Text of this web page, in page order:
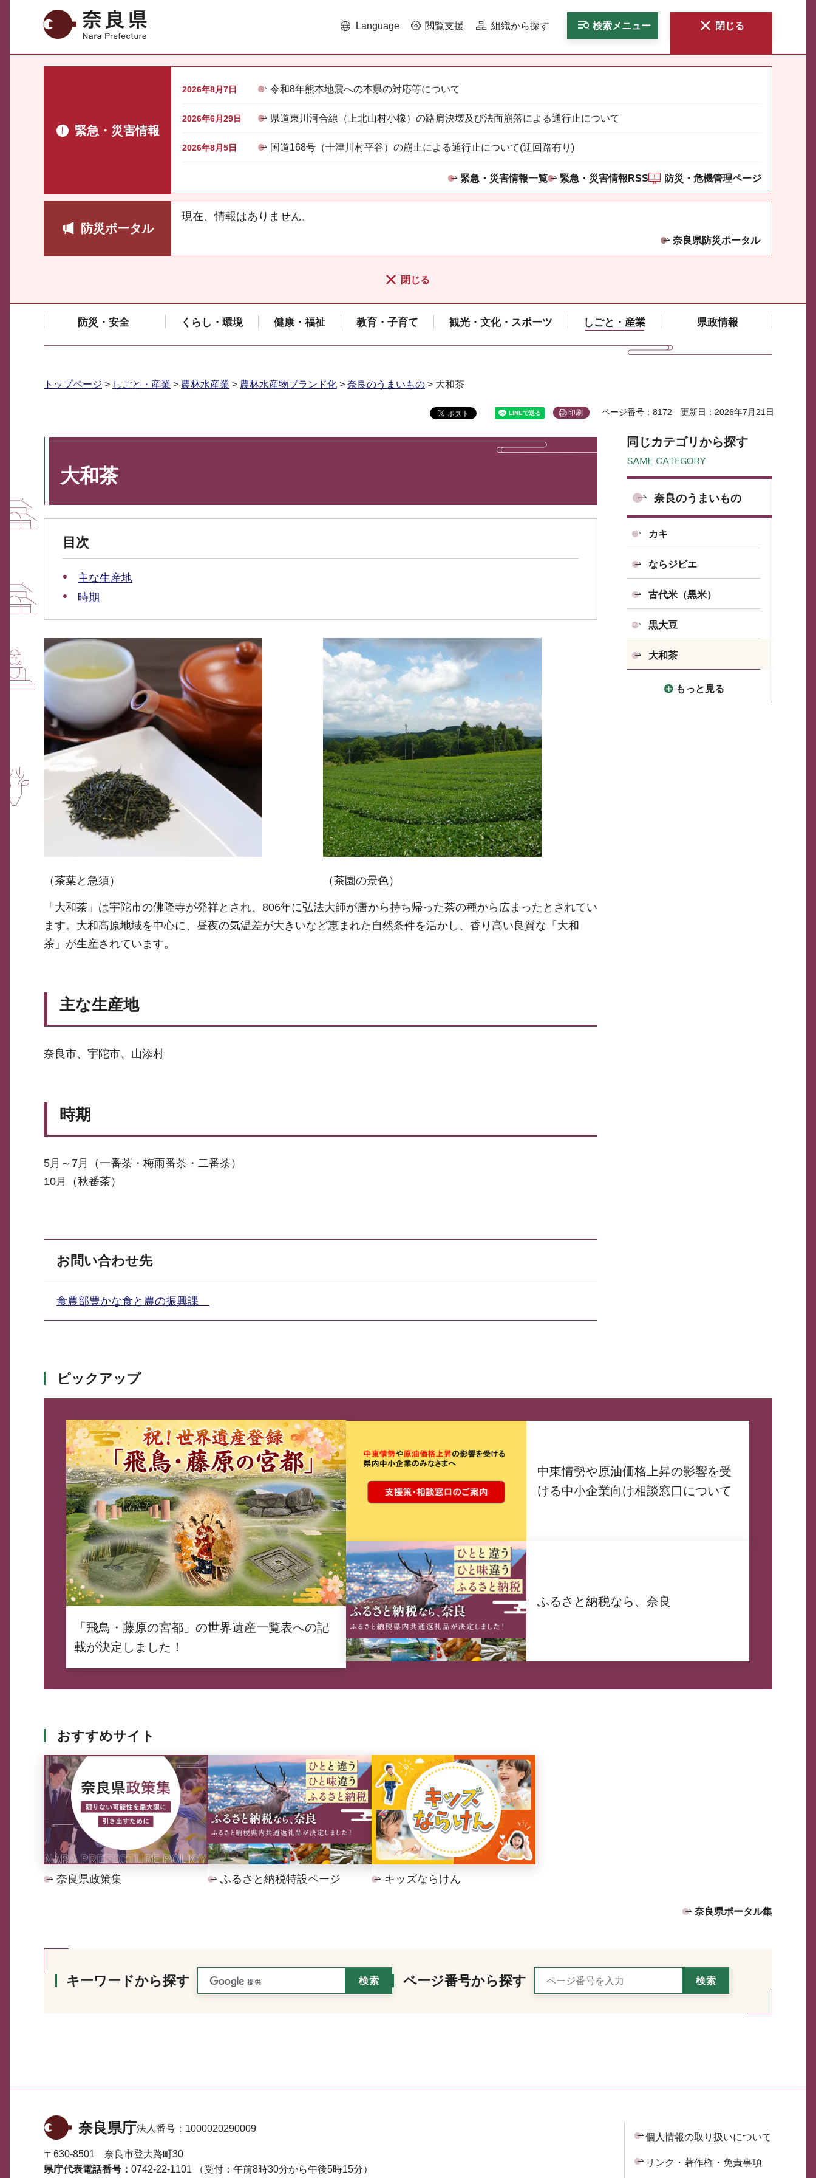
奈良県 Language 閲覧支援 組織から探す 検索メニュー 閉じる
緊急・災害情報
2026年8月7日 令和8年熊本地震への本県の対応等について
2026年6月29日 県道東川河合線（上北山村小橡）の路肩決壊及び法面崩落による通行止について
2026年8月5日 国道168号（十津川村平谷）の崩土による通行止について(迂回路有り)
緊急・災害情報一覧 緊急・災害情報RSS 防災・危機管理ページ
防災ポータル
現在、情報はありません。
奈良県防災ポータル
閉じる
防災・安全 くらし・環境 健康・福祉 教育・子育て 観光・文化・スポーツ しごと・産業 県政情報
トップページ > しごと・産業 > 農林水産業 > 農林水産物ブランド化 > 奈良のうまいもの > 大和茶
印刷 ページ番号：8172 更新日：2026年7月21日
大和茶
目次
主な生産地
時期
（茶葉と急須） （茶園の景色）
「大和茶」は宇陀市の佛隆寺が発祥とされ、806年に弘法大師が唐から持ち帰った茶の種から広まったとされてい
ます。大和高原地域を中心に、昼夜の気温差が大きいなど恵まれた自然条件を活かし、香り高い良質な「大和
茶」が生産されています。
主な生産地
奈良市、宇陀市、山添村
時期
5月～7月（一番茶・梅雨番茶・二番茶）
10月（秋番茶）
お問い合わせ先
食農部豊かな食と農の振興課
同じカテゴリから探す
奈良のうまいもの
カキ
ならジビエ
古代米（黒米）
黒大豆
大和茶
もっと見る
ピックアップ
「飛鳥・藤原の宮都」の世界遺産一覧表への記
載が決定しました！
中東情勢や原油価格上昇の影響を受
ける中小企業向け相談窓口について
ふるさと納税なら、奈良
おすすめサイト
奈良県政策集 ふるさと納税特設ページ キッズならけん
奈良県ポータル集
キーワードから探す ページ番号から探す
奈良県庁法人番号： 1000020290009
〒630-8501 奈良市登大路町30
県庁代表電話番号： 0742-22-1101 （受付：午前8時30分から午後5時15分）
個人情報の取り扱いについて
リンク・著作権・免責事項